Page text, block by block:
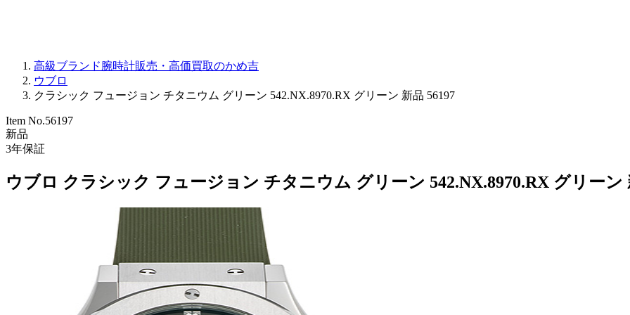
高級ブランド腕時計販売・高価買取のかめ吉
ウブロ
クラシック フュージョン チタニウム グリーン 542.NX.8970.RX グリーン 新品 56197
Item No.56197
新品
3年保証
ウブロ クラシック フュージョン チタニウム グリーン 542.NX.8970.RX グリーン